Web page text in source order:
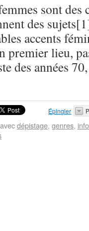
sont des
des
accents
premier lieu,
des années
Épingler
dépistage, genres,